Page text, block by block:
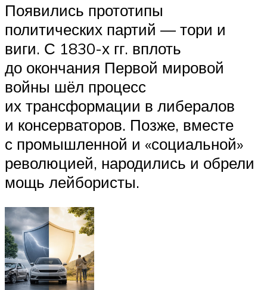
Появились прототипы
политических партий — тори и
виги. С 1830-х гг. вплоть
до окончания Первой мировой
войны шёл процесс
их трансформации в либералов
и консерваторов. Позже, вместе
с промышленной и «социальной»
революцией, народились и обрели
мощь лейбористы.